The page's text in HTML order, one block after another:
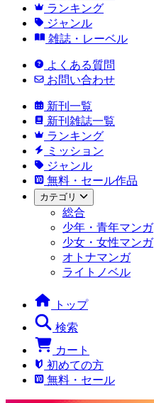
ランキング
ジャンル
雑誌・レーベル
よくある質問
お問い合わせ
新刊一覧
新刊雑誌一覧
ランキング
ミッション
ジャンル
無料・セール作品
カテゴリ
総合
少年・青年マンガ
少女・女性マンガ
オトナマンガ
ライトノベル
トップ
検索
カート
初めての方
無料・セール